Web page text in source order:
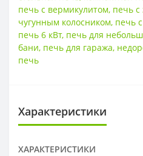
печь с вермикулитом, печь с
чугунным колосником, печь
печь 6 кВт, печь для
бани, печь для гаража,
печь
Характеристики
ХАРАКТЕРИСТИКИ